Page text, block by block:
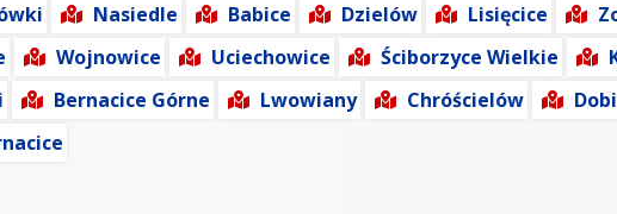
Nasiedle Babice Dzielów Lisięcice
Wojnowice Uciechowice Ściborzyce Wielkie
Bernacice Górne Lwowiany Chróścielów